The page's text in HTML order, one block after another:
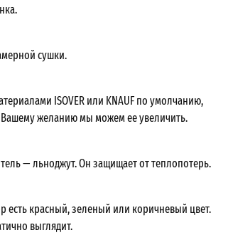
сушки.
ISOVER или KNAUF по умолчанию,
желанию мы можем ее увеличить.
— льноджут. Он защищает от теплопотерь.
красный, зеленый или коричневый цвет.
выглядит.